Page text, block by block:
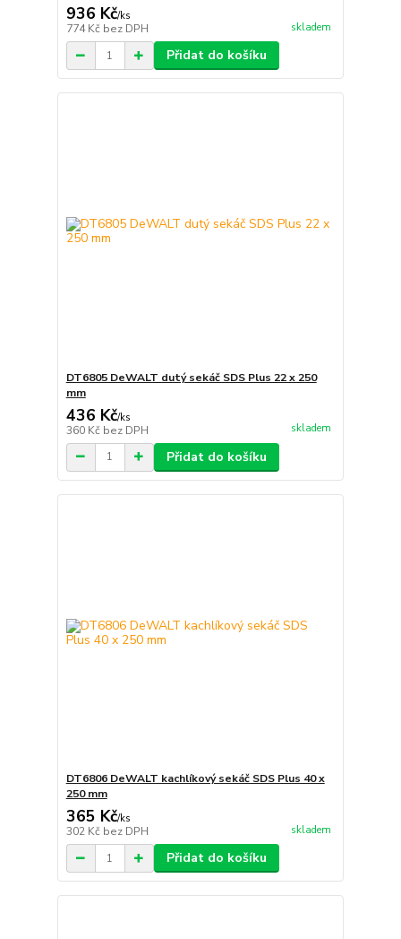
936 Kč/ks
774 Kč bez DPH skladem
Přidat do košíku
DT6805 DeWALT dutý sekáč SDS Plus 22 x 250
mm
436 Kč/ks
360 Kč bez DPH skladem
Přidat do košíku
DT6806 DeWALT kachlíkový sekáč SDS Plus 40 x
250 mm
365 Kč/ks
302 Kč bez DPH skladem
Přidat do košíku